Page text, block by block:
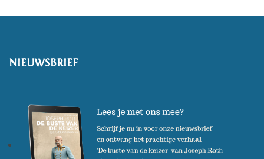
NIEUWSBRIEF